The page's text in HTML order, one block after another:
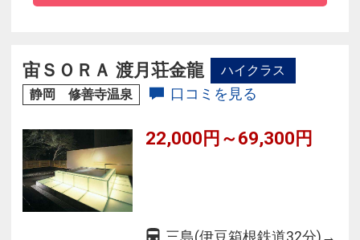
みください。
宙ＳＯＲＡ 渡月荘金龍
ハイクラス
静岡 修善寺温泉
口コミを見る
22,000円～69,300円